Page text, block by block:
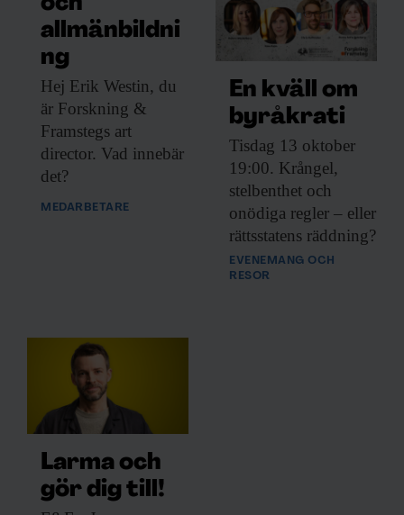
allmänbildni
ng
Hej Erik Westin, du
är Forskning &
Framstegs art
director. Vad innebär
det?
MEDARBETARE
En kväll om
byråkrati
Tisdag 13 oktober
19:00. Krångel,
stelbenthet och
onödiga regler – eller
rättsstatens räddning?
EVENEMANG OCH
RESOR
Larma och
gör dig till!